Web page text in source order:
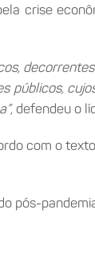
crise
, defendeu o
com o
pós-